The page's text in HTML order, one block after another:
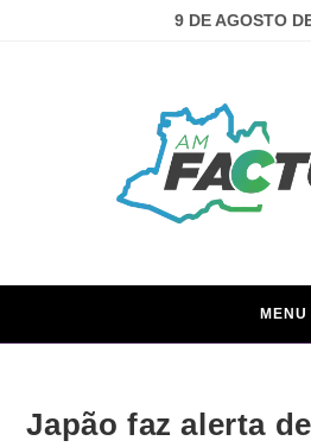
9 DE AGOSTO
MENU
Japão faz alerta